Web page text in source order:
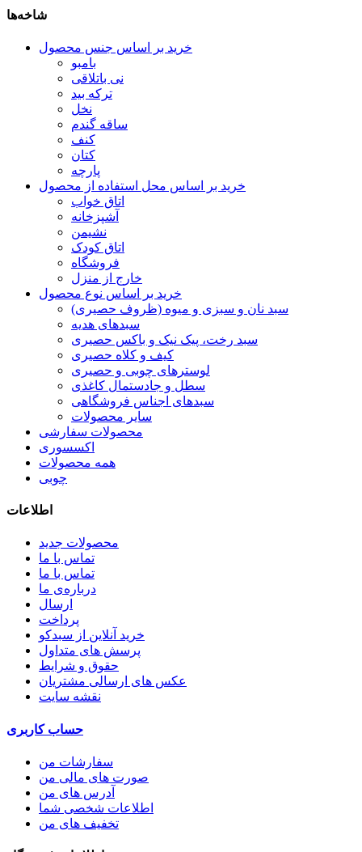
شاخه‌ها
خرید بر اساس جنس محصول
بامبو
نی باتلاقی
ترکه بید
نخل
ساقه گندم
کنف
کتان
پارچه
خرید بر اساس محل استفاده از محصول
اتاق خواب
آشپزخانه
نشیمن
اتاق کودک
فروشگاه
خارج از منزل
خرید بر اساس نوع محصول
سبد نان و سبزی و میوه (ظروف حصیری)
سبدهای هدیه
سبد رخت، پیک نیک و باکس حصیری
کیف و کلاه حصیری
لوسترهای چوبی و حصیری
سطل و جادستمال کاغذی
سبدهای اجناس فروشگاهی
سایر محصولات
محصولات سفارشی
اکسسوری
همه محصولات
چوبی
اطلاعات
محصولات جدید
تماس با ما
تماس با ما
درباره‌ی ما
ارسال
پرداخت
خرید آنلاین از سبدکو
پرسش های متداول
حقوق و شرایط
عکس های ارسالی مشتریان
نقشه سایت
حساب کاربری
سفارشات من
صورت های مالی من
آدرس های من
اطلاعات شخصی شما
تخفیف های من